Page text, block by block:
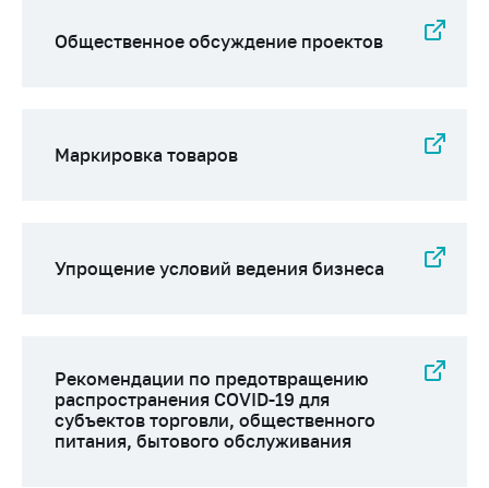
Общественное обсуждение проектов
Маркировка товаров
Упрощение условий ведения бизнеса
Рекомендации по предотвращению
распространения COVID-19 для
субъектов торговли, общественного
питания, бытового обслуживания